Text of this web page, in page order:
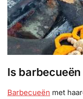
Is
Barbecueën met